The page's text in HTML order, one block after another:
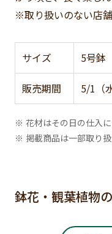
※取り扱いのない店舗
サイズ 5号鉢
販売期間 5/1（
※ 花材はその日の仕入に
※ 掲載商品は一部取り扱
鉢花・観葉植物